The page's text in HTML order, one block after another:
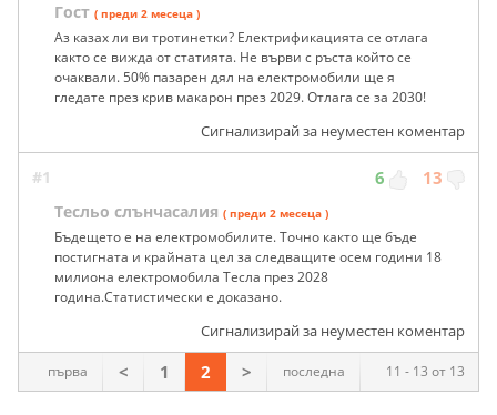
Гост ( преди 2 месеца )
Аз казах ли ви тротинетки? Електрификацията се отлага
както се вижда от статията. Не върви с ръста който се
очаквали. 50% пазарен дял на електромобили ще я
гледате през крив макарон през 2029. Отлага се за 2030!
Сигнализирай за неуместен коментар
#1 6 13
Тесльо слънчасалия ( преди 2 месеца )
Бъдещето е на електромобилите. Точно както ще бъде
постигната и крайната цел за следващите осем години 18
милиона електромобила Тесла през 2028
година.Статистически е доказано.
Сигнализирай за неуместен коментар
11 - 13 от 13
първа < 1 2 > последна